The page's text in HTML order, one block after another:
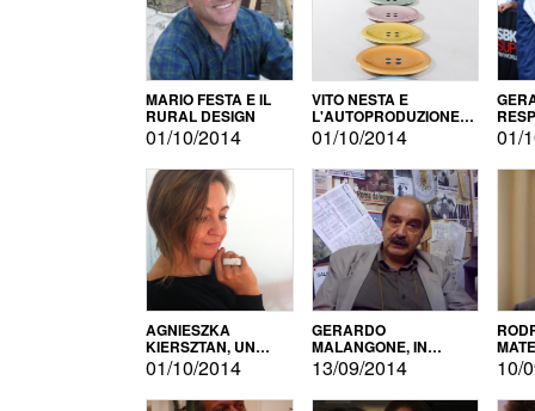
MARIO FESTA E IL
RURAL DESIGN
01/10/2014
VITO NESTA E
L'AUTOPRODUZIONE
COME RECUPERO DEI
SIMBOLI
01/10/2014 01/
AGNIESZKA
KIERSZTAN, UN
MODELLO DI
AUTOPRODUZIONE
01/10/2014
GERARDO
MALANGONE, IN
GIURIA PER IL
CONCORSO
LETTERARIO
13/09/2014 10/